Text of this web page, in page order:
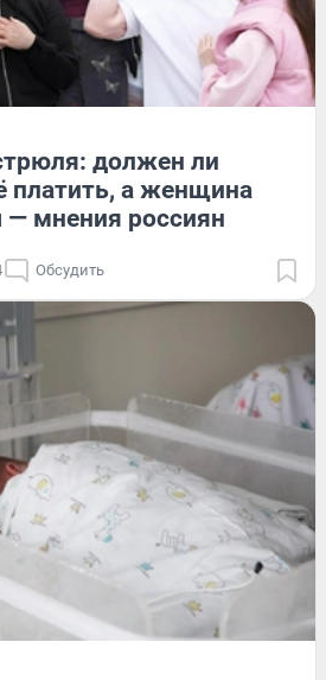
должен ли
платить, а женщина
— мнения россиян
Обсудить